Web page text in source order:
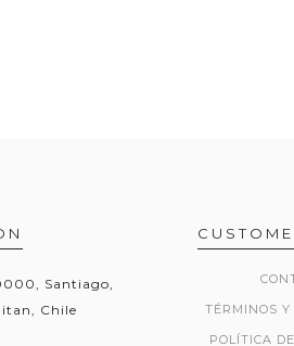
Santiago,
Chile
TÉRMINOS Y
POLÍTICA